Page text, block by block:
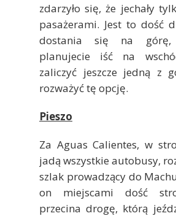
zdarzyło się, że jechały
pasażerami. Jest to dość
dostania się na
planujecie iść na
zaliczyć jeszcze jedną z
rozważyć tę opcję.
Pieszo
Za Aguas Calientes, w
jadą wszystkie autobusy,
szlak prowadzący do
on miejscami dość
przecina drogę, którą